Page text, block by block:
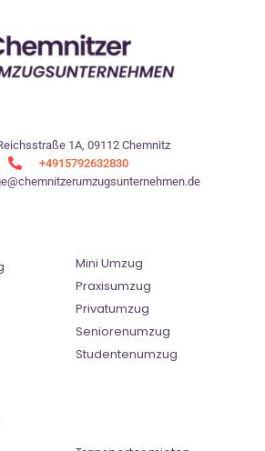
1A, 09112 Chemnitz
+4915792632830
Mini Umzug
Praxisumzug
Privatumzug
Seniorenumzug
Studentenumzug